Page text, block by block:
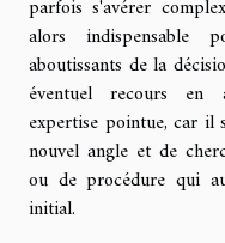
parfois s'avérer
alors indispensable
aboutissants de la
éventuel recours en
expertise pointue, car il
nouvel angle et de
ou de procédure qui
initial.